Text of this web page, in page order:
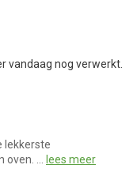
vandaag nog verwerkt.
lekkerste
oven. …
lees meer